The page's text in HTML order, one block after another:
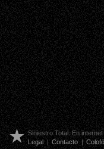
Siniestro Total. En
Legal | Contacto |